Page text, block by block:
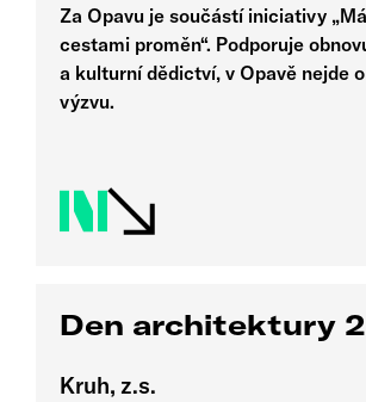
Za Opavu je součástí iniciativy
cestami proměn“. Podporuje
a kulturní dědictví, v Opavě nejde
výzvu.
Den architektury
Kruh, z.s.